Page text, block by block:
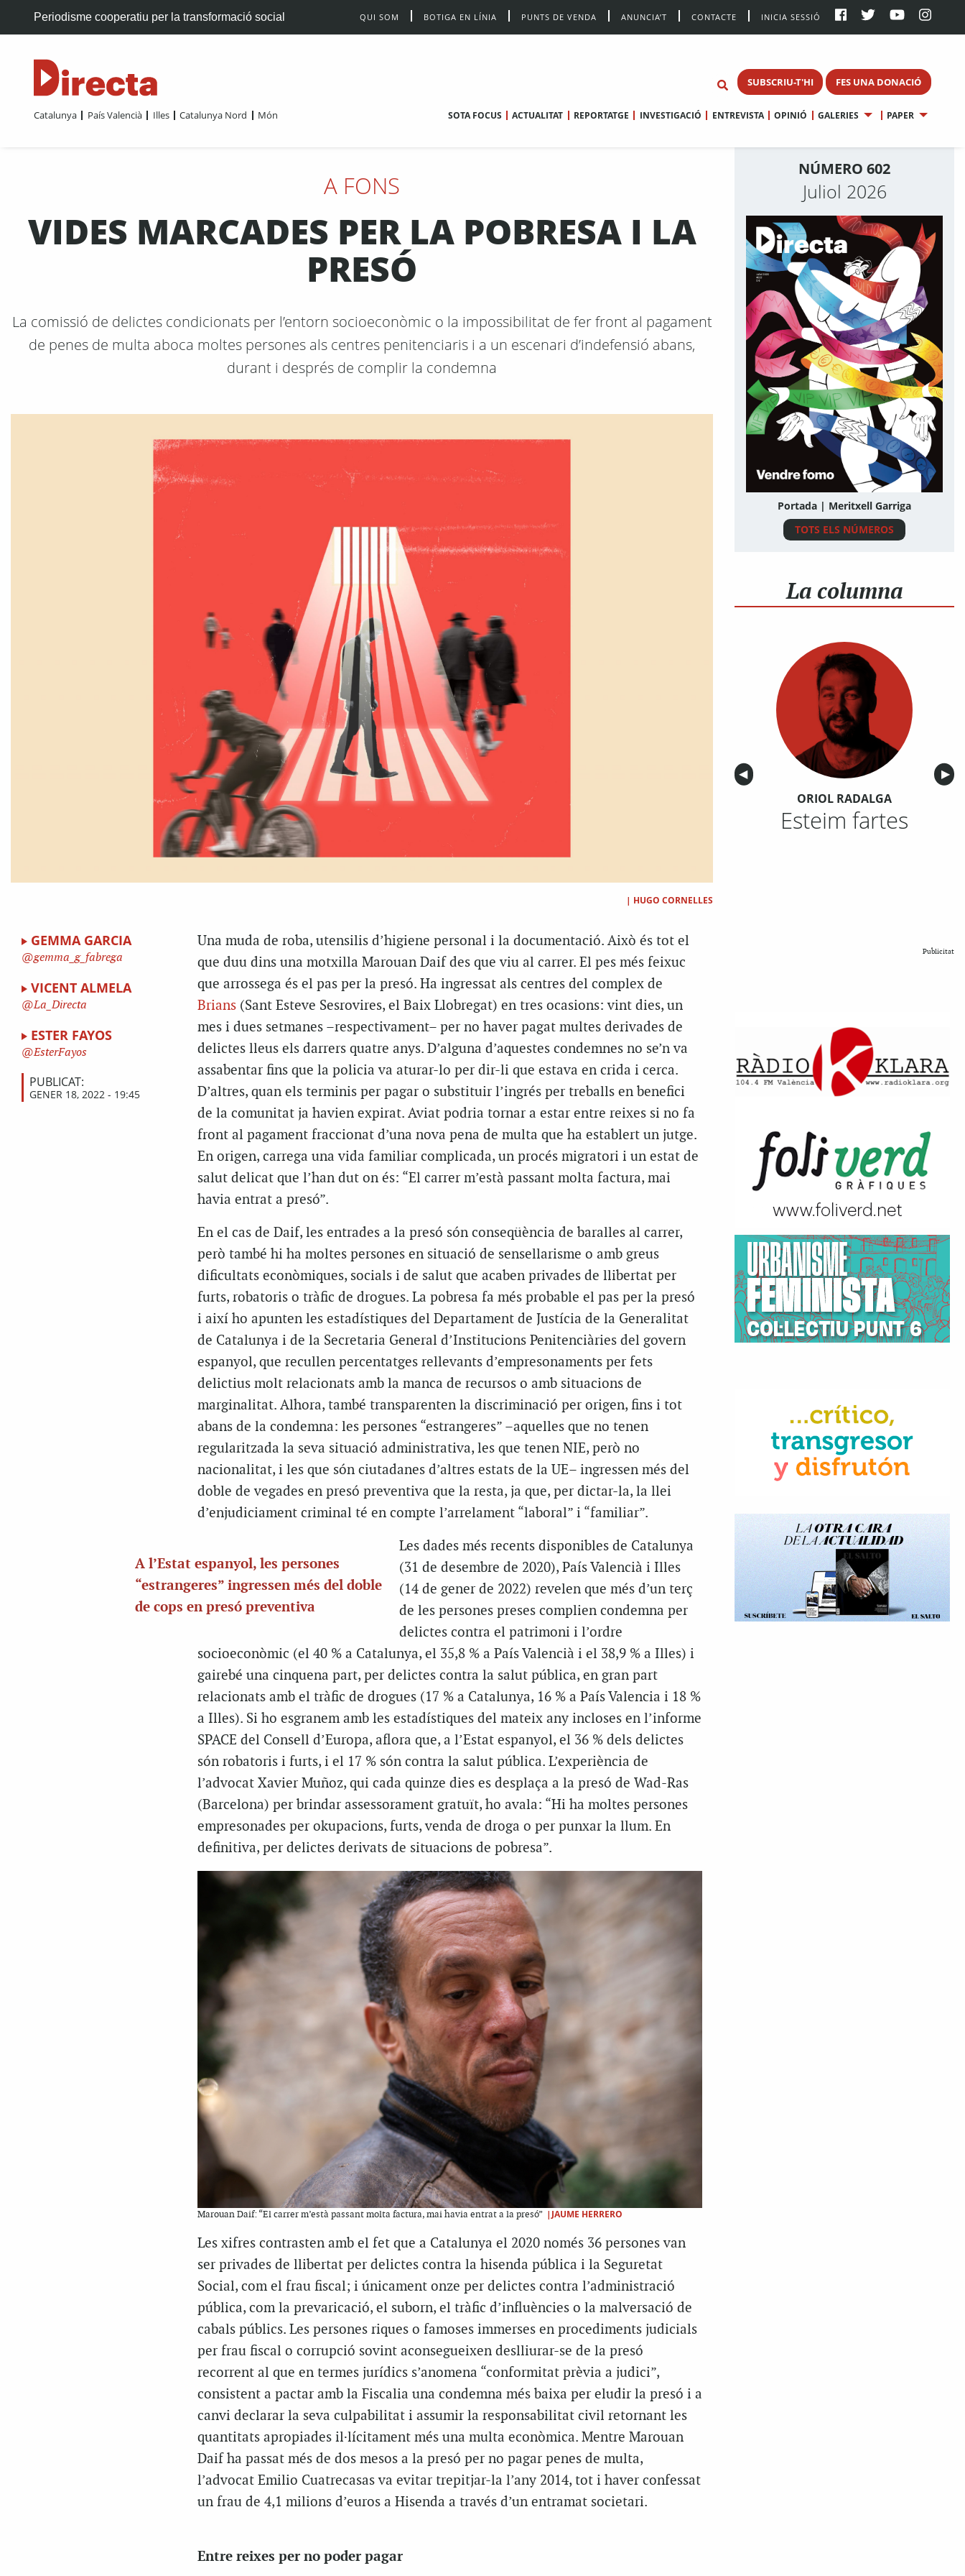
Periodisme cooperatiu per la transformació social QUI SOM BOTIGA EN LÍNIA PUNTS DE VENDA ANUNCIA’T CONTACTE INICIA SESSIÓ
SUBSCRIU-T'HI FES UNA DONACIÓ
Catalunya País Valencià Illes Catalunya Nord Món SOTA FOCUS ACTUALITAT REPORTATGE INVESTIGACIÓ ENTREVISTA OPINIÓ GALERIES PAPER
A FONS
VIDES MARCADES PER LA POBRESA I LA
PRESÓ
La comissió de delictes condicionats per l’entorn socioeconòmic o la impossibilitat de fer front al pagament
de penes de multa aboca moltes persones als centres penitenciaris i a un escenari d’indefensió abans,
durant i després de complir la condemna
| HUGO CORNELLES
GEMMA GARCIA
gemma_g_fabrega
VICENT ALMELA
La_Directa
ESTER FAYOS
EsterFayos
PUBLICAT:
GENER 18, 2022 - 19:45
Una muda de roba, utensilis d’higiene personal i la documentació. Això és tot el
que duu dins una motxilla Marouan Daif des que viu al carrer. El pes més feixuc
que arrossega és el pas per la presó. Ha ingressat als centres del complex de
Brians(Sant Esteve Sesrovires, el Baix Llobregat) en tres ocasions: vint dies, un
mes i dues setmanes –respectivament– per no haver pagat multes derivades de
delictes lleus els darrers quatre anys. D’alguna d’aquestes condemnes no se’n va
assabentar fins que la policia va aturar-lo per dir-li que estava en crida i cerca.
D’altres, quan els terminis per pagar o substituir l’ingrés per treballs en benefici
de la comunitat ja havien expirat. Aviat podria tornar a estar entre reixes si no fa
front al pagament fraccionat d’una nova pena de multa que ha establert un jutge.
En origen, carrega una vida familiar complicada, un procés migratori i un estat de
salut delicat que l’han dut on és: “El carrer m’està passant molta factura, mai
havia entrat a presó”.
En el cas de Daif, les entrades a la presó són conseqüència de baralles al carrer,
però també hi ha moltes persones en situació de sensellarisme o amb greus
dificultats econòmiques, socials i de salut que acaben privades de llibertat per
furts, robatoris o tràfic de drogues. La pobresa fa més probable el pas per la presó
i així ho apunten les estadístiques del Departament de Justícia de la Generalitat
de Catalunya i de la Secretaria General d’Institucions Penitenciàries del govern
espanyol, que recullen percentatges rellevants d’empresonaments per fets
delictius molt relacionats amb la manca de recursos o amb situacions de
marginalitat. Alhora, també transparenten la discriminació per origen, fins i tot
abans de la condemna: les persones “estrangeres” –aquelles que no tenen
regularitzada la seva situació administrativa, les que tenen NIE, però no
nacionalitat, i les que són ciutadanes d’altres estats de la UE– ingressen més del
doble de vegades en presó preventiva que la resta, ja que, per dictar-la, la llei
d’enjudiciament criminal té en compte l’arrelament “laboral” i “familiar”.
A l’Estat espanyol, les persones
“estrangeres” ingressen més del doble
de cops en presó preventiva
Les dades més recents disponibles de Catalunya
(31 de desembre de 2020), País Valencià i Illes
(14 de gener de 2022) revelen que més d’un terç
de les persones preses complien condemna per
delictes contra el patrimoni i l’ordre
socioeconòmic (el 40 % a Catalunya, el 35,8 % a País Valencià i el 38,9 % a Illes) i
gairebé una cinquena part, per delictes contra la salut pública, en gran part
relacionats amb el tràfic de drogues (17 % a Catalunya, 16 % a País Valencia i 18 %
a Illes). Si ho esgranem amb les estadístiques del mateix any incloses en l’informe
SPACE del Consell d’Europa, aflora que, a l’Estat espanyol, el 36 % dels delictes
són robatoris i furts, i el 17 % són contra la salut pública. L’experiència de
l’advocat Xavier Muñoz, qui cada quinze dies es desplaça a la presó de Wad-Ras
(Barcelona) per brindar assessorament gratuït, ho avala: “Hi ha moltes persones
empresonades per okupacions, furts, venda de droga o per punxar la llum. En
definitiva, per delictes derivats de situacions de pobresa”.
Marouan Daif: “El carrer m’està passant molta factura, mai havia entrat a la presó” |JAUME HERRERO
Les xifres contrasten amb el fet que a Catalunya el 2020 només 36 persones van
ser privades de llibertat per delictes contra la hisenda pública i la Seguretat
Social, com el frau fiscal; i únicament onze per delictes contra l’administració
pública, com la prevaricació, el suborn, el tràfic d’influències o la malversació de
cabals públics. Les persones riques o famoses immerses en procediments judicials
per frau fiscal o corrupció sovint aconsegueixen deslliurar-se de la presó
recorrent al que en termes jurídics s’anomena “conformitat prèvia a judici”,
consistent a pactar amb la Fiscalia una condemna més baixa per eludir la presó i a
canvi declarar la seva culpabilitat i assumir la responsabilitat civil retornant les
quantitats apropiades il·lícitament més una multa econòmica. Mentre Marouan
Daif ha passat més de dos mesos a la presó per no pagar penes de multa,
l’advocat Emilio Cuatrecasas va evitar trepitjar-la l’any 2014, tot i haver confessat
un frau de 4,1 milions d’euros a Hisenda a través d’un entramat societari.
Entre reixes per no poder pagar
NÚMERO 602
Juliol 2026
Portada | Meritxell Garriga
TOTS ELS NÚMEROS
La columna
Anterior
◀︎ ▶︎
ORIOL RADALGA
Esteim fartes
Publicitat